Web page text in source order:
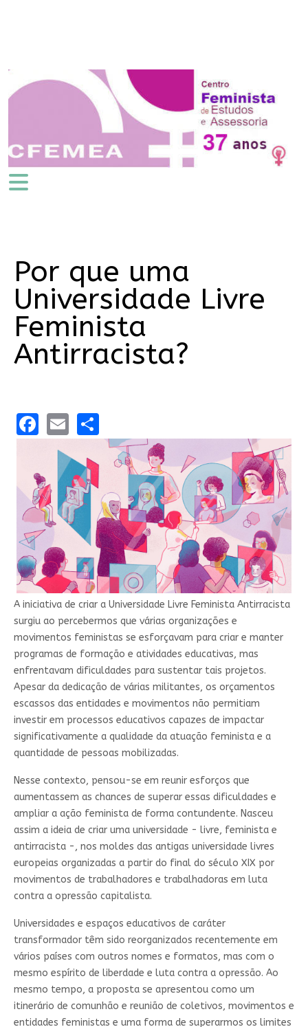
Por que uma
Universidade Livre
Feminista
Antirracista?
Facebook
EmailShare
A iniciativa de criar a Universidade Livre Feminista Antirracista
surgiu ao percebermos que várias organizações e
movimentos feministas se esforçavam para criar e manter
programas de formação e atividades educativas, mas
enfrentavam dificuldades para sustentar tais projetos.
Apesar da dedicação de várias militantes, os orçamentos
escassos das entidades e movimentos não permitiam
investir em processos educativos capazes de impactar
significativamente a qualidade da atuação feminista e a
quantidade de pessoas mobilizadas.
Nesse contexto, pensou-se em reunir esforços que
aumentassem as chances de superar essas dificuldades e
ampliar a ação feminista de forma contundente. Nasceu
assim a ideia de criar uma universidade - livre, feminista e
antirracista -, nos moldes das antigas universidade livres
europeias organizadas a partir do final do século XIX por
movimentos de trabalhadores e trabalhadoras em luta
contra a opressão capitalista.
Universidades e espaços educativos de caráter
transformador têm sido reorganizados recentemente em
vários países com outros nomes e formatos, mas com o
mesmo espírito de liberdade e luta contra a opressão. Ao
mesmo tempo, a proposta se apresentou como um
itinerário de comunhão e reunião de coletivos, movimentos e
entidades feministas e uma forma de superarmos os limites